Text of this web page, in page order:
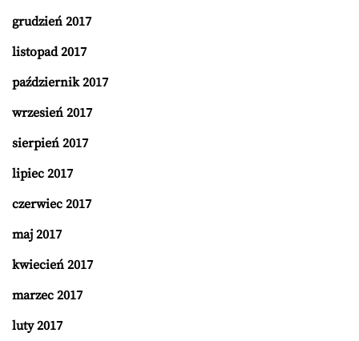
grudzień 2017
listopad 2017
październik 2017
wrzesień 2017
sierpień 2017
lipiec 2017
czerwiec 2017
maj 2017
kwiecień 2017
marzec 2017
luty 2017